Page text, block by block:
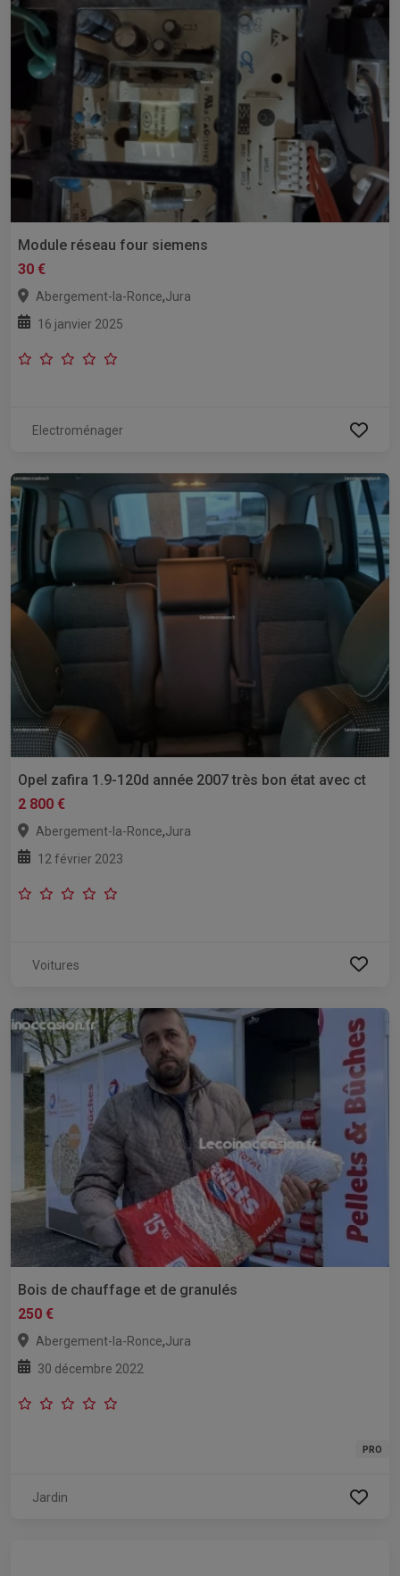
Module réseau four siemens
30 €
Abergement-la-Ronce,Jura
16 janvier 2025
Electroménager
Opel zafira 1.9-120d année 2007 très bon état avec ct
2 800 €
Abergement-la-Ronce,Jura
12 février 2023
Voitures
Bois de chauffage et de granulés
250 €
Abergement-la-Ronce,Jura
30 décembre 2022
PRO
Jardin